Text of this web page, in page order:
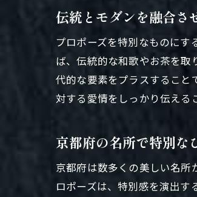
伝統とモダンを融合さ
プロポーズを特別なものに
ば、伝統的な和歌やお茶を取
代的な要素をプラスすること
対する愛情をしっかり伝える
京都府の名所で特別な
京都府は数多くの美しい名所
ロポーズは、特別感を演出